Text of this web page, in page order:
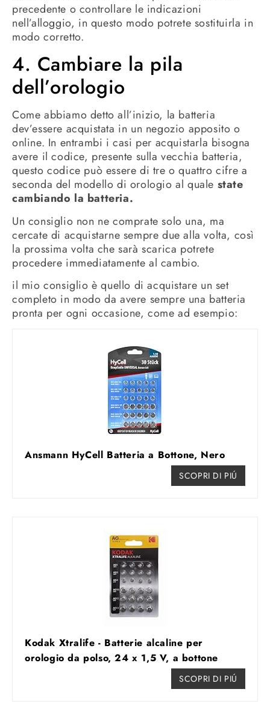
precedente o controllare le indicazioni
nell’alloggio, in questo modo potrete sostituirla in
modo corretto.
4. Cambiare la pila
dell’orologio
Come abbiamo detto all’inizio, la batteria
dev’essere acquistata in un negozio apposito o
online. In entrambi i casi per acquistarla bisogna
avere il codice, presente sulla vecchia batteria,
questo codice può essere di tre o quattro cifre a
seconda del modello di orologio al quale state
cambiando la batteria.
Un consiglio non ne comprate solo una, ma
cercate di acquistarne sempre due alla volta, così
la prossima volta che sarà scarica potrete
procedere immediatamente al cambio.
il mio consiglio è quello di acquistare un set
completo in modo da avere sempre una batteria
pronta per ogni occasione, come ad esempio:
Ansmann HyCell Batteria a Bottone, Nero
SCOPRI DI PIÚ
Kodak Xtralife - Batterie alcaline per
orologio da polso, 24 x 1,5 V, a bottone
SCOPRI DI PIÚ